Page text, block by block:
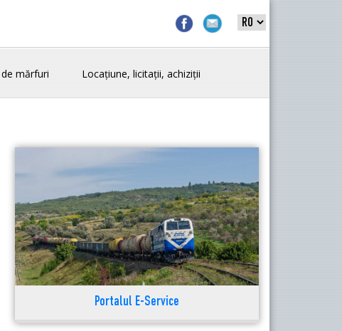
mărfuri Locațiune, licitații, achiziții
Portalul E-Service